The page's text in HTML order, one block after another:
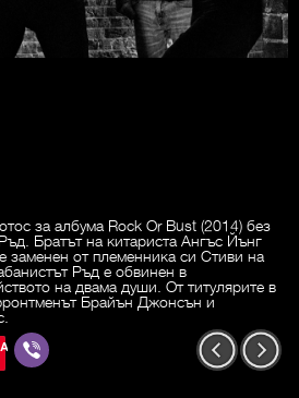
за албума Rock Or Bust (2014) без
Братът на китариста Ангъс Йънг
заменен от племенника си Стиви на
Ръд е обвинен в
на двама души. От титулярите в
Брайън Джонсън и